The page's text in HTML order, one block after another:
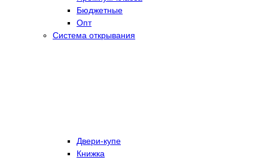
Бюджетные
Опт
Система открывания
Двери-купе
Книжка